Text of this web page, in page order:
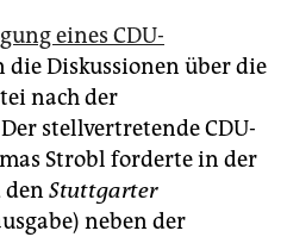
eines CDU-
die Diskussionen über die
nach der
stellvertretende CDU-
Strobl forderte in der
Stuttgarter
neben der